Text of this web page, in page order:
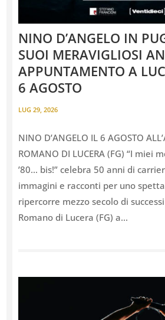
NINO DʼANGELO IN
SUOI MERAVIGLIOSI
APPUNTAMENTO A
6 AGOSTO
LUG 29, 2026
NINO D’ANGELO IL 6 AGOSTO
ROMANO DI LUCERA (FG) “I miei
’80… bis!” celebra 50 anni di
immagini e racconti per uno
ripercorre mezzo secolo di
Romano di Lucera (FG) a...